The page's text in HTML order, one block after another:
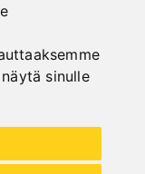
näytä sinulle